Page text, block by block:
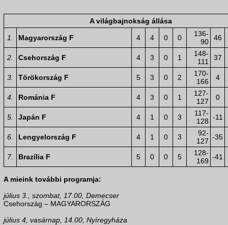
A világbajnokság állása
1. Magyarország F 4 4 0 0
136-
90
46
2. Csehország F 4 3 0 1
148-
111
37
3. Törökország F 5 3 0 2
170-
166
4
4. Románia F 4 3 0 1
127-
127
0
5. Japán F 4 1 0 3
117-
128 -11
6. Lengyelország F 4 1 0 3
92-
127 -35
7. Brazília F 5 0 0 5
128-
169 -41
A mieink további programja:
július 3., szombat, 17.00, Demecser
Csehország – MAGYARORSZÁG
július 4, vasárnap, 14.00, Nyíregyháza